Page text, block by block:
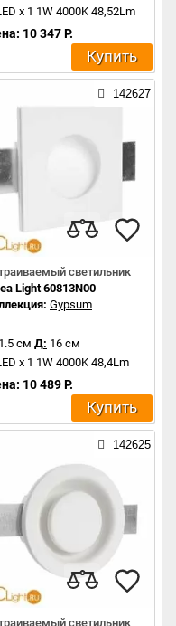
x 1 1W 4000K 48,52Lm
10 347 Р.
Купить
142627
светильник
Light 60813N00
Gypsum
1.5 см Д: 16 см
x 1 1W 4000K 48,4Lm
10 489 Р.
Купить
142625
светильник